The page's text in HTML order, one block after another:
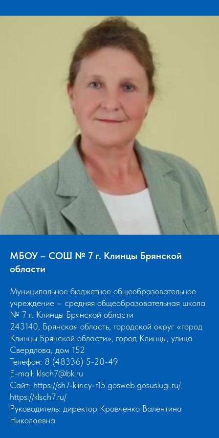
МБОУ – СОШ № 7 г. Клинцы Брянской
области
Муниципальное бюджетное общеобразовательное
учреждение – средняя общеобразовательная школа
№ 7 г. Клинцы Брянской области
243140, Брянская область, городской округ «город
Клинцы Брянской области», город Клинцы, улица
Свердлова, дом 152
Телефон: 8 (48336) 5-20-49
E-mail: klsch7@bk.ru
Сайт: https://sh7-klincy-r15.gosweb.gosuslugi.ru/
https://klsch7.ru/
Руководитель: директор Кравченко Валентина
Николаевна